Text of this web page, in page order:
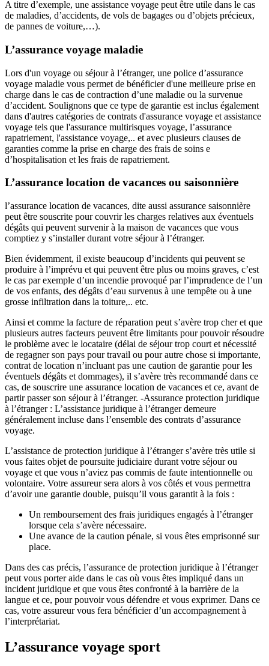
A titre d’exemple, une assistance voyage peut être utile dans le cas
de maladies, d’accidents, de vols de bagages ou d’objets précieux,
de pannes de voiture,…).
L’assurance voyage maladie
Lors d'un voyage ou séjour à l’étranger, une police d’assurance
voyage maladie vous permet de bénéficier d'une meilleure prise en
charge dans le cas de contraction d’une maladie ou la survenue
d’accident. Soulignons que ce type de garantie est inclus également
dans d'autres catégories de contrats d'assurance voyage et assistance
voyage tels que l'assurance multirisques voyage, l’assurance
rapatriement, l'assistance voyage,.. et avec plusieurs clauses de
garanties comme la prise en charge des frais de soins e
d’hospitalisation et les frais de rapatriement.
L’assurance location de vacances ou saisonnière
l’assurance location de vacances, dite aussi assurance saisonnière
peut être souscrite pour couvrir les charges relatives aux éventuels
dégâts qui peuvent survenir à la maison de vacances que vous
comptiez y s’installer durant votre séjour à l’étranger.
Bien évidemment, il existe beaucoup d’incidents qui peuvent se
produire à l’imprévu et qui peuvent être plus ou moins graves, c’est
le cas par exemple d’un incendie provoqué par l’imprudence de l’un
de vos enfants, des dégâts d’eau survenus à une tempête ou à une
grosse infiltration dans la toiture,.. etc.
Ainsi et comme la facture de réparation peut s’avère trop cher et que
plusieurs autres facteurs peuvent être limitants pour pouvoir résoudre
le problème avec le locataire (délai de séjour trop court et nécessité
de regagner son pays pour travail ou pour autre chose si importante,
contrat de location n’incluant pas une caution de garantie pour les
éventuels dégâts et dommages), il s’avère très recommandé dans ce
cas, de souscrire une assurance location de vacances et ce, avant de
partir passer son séjour à l’étranger. -Assurance protection juridique
à l’étranger : L’assistance juridique à l’étranger demeure
généralement incluse dans l’ensemble des contrats d’assurance
voyage.
L’assistance de protection juridique à l’étranger s’avère très utile si
vous faites objet de poursuite judiciaire durant votre séjour ou
voyage et que vous n’aviez pas commis de faute intentionnelle ou
volontaire. Votre assureur sera alors à vos côtés et vous permettra
d’avoir une garantie double, puisqu’il vous garantit à la fois :
Un remboursement des frais juridiques engagés à l’étranger
lorsque cela s’avère nécessaire.
Une avance de la caution pénale, si vous êtes emprisonné sur
place.
Dans des cas précis, l’assurance de protection juridique à l’étranger
peut vous porter aide dans le cas où vous êtes impliqué dans un
incident juridique et que vous êtes confronté à la barrière de la
langue et ce, pour pouvoir vous défendre et vous exprimer. Dans ce
cas, votre assureur vous fera bénéficier d’un accompagnement à
l’interprétariat.
L’assurance voyage sport